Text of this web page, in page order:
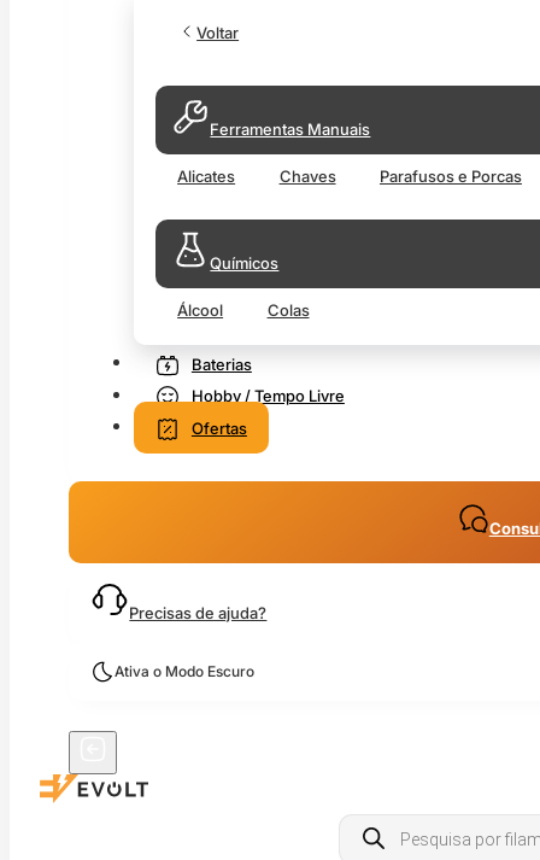
Voltar
Ferramentas Manuais
Alicates Chaves Parafusos e Porcas
Químicos
Álcool Colas
Baterias
Hobby / Tempo Livre
Ofertas
Precisas de ajuda?
Ativa o Modo Escuro
Products
search